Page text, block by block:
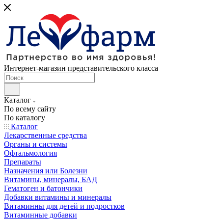
Интернет-магазин представительского класса
Каталог
По всему сайту
По каталогу
Каталог
Лекарственные средства
Органы и системы
Офтальмология
Препараты
Назначения или Болезни
Витамины, минералы, БАД
Гематоген и батончики
Добавки витамины и минералы
Витаминны для детей и подростков
Витаминные добавки